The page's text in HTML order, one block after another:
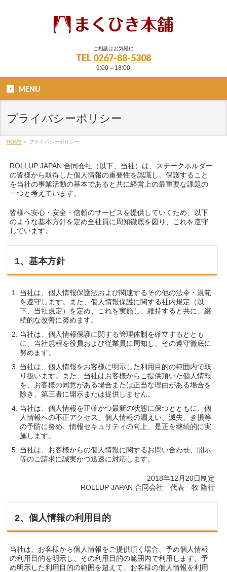
ご相談はお気軽に
TEL 0267-88-5308
9:00～18:00
MENU
プライバシーポリシー
HOME » プライバシーポリシー
ROLLUP JAPAN 合同会社（以下、当社）は、ステークホルダー
の皆様から取得した個人情報の重要性を認識し、保護すること
を当社の事業活動の基本であると共に経営上の最重要な課題の
一つと考えています。
皆様へ安心・安全・信頼のサービスを提供していくため、以下
のような基本方針を定め全社員に周知徹底を図り、これを遵守
しています。
1、基本方針
当社は、個人情報保護法および関連するその他の法令・規範
を遵守します。また、個人情報保護に関する社内規定（以
下、当社規定）を定め、これを実施し、維持すると共に、継
続的な改善に努めます。
当社は、個人情報保護に関する管理体制を確立するととも
に、当社規程を役員および従業員に周知し、その遵守徹底に
努めます。
当社は、個人情報をお客様に明示した利用目的の範囲内で取
り扱います。また、当社はお客様からご提供頂いた個人情報
を、お客様の同意がある場合または正当な理由がある場合を
除き、第三者に開示または提供しません。
当社は、個人情報を正確かつ最新の状態に保つとともに、個
人情報への不正アクセス、個人情報の漏えい、滅失、き損等
の予防に努め、情報セキュリティの向上、是正を継続的に実
施します。
当社は、お客様からの個人情報に関するお問い合わせ、開示
等のご請求に誠実かつ迅速に対応します。
2018年12月20日制定
ROLLUP JAPAN 合同会社 代表 牧 隆行
2、個人情報の利用目的
当社は、お客様から個人情報をご提供頂く場合、予め個人情報
の利用目的を明示し、その利用目的の範囲内で利用します。予
め明示した利用目的の範囲を超えて、お客様の個人情報を利用